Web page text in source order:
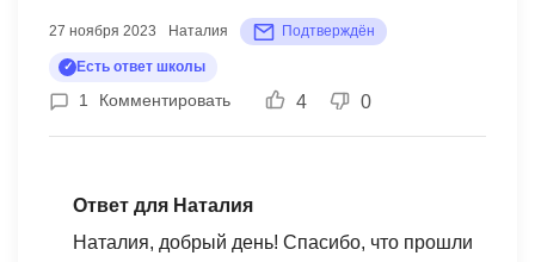
на рынке труда.
доступной и простой форме. Очень благодарна
за курс!
27 ноября 2023 Наталия Подтверждён
Есть ответ школы
1 Комментировать 4 0
Ответ для Наталия
Наталия, добрый день! Спасибо, что прошли